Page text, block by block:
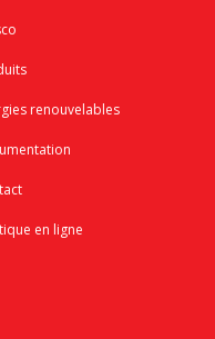
renouvelables
en ligne